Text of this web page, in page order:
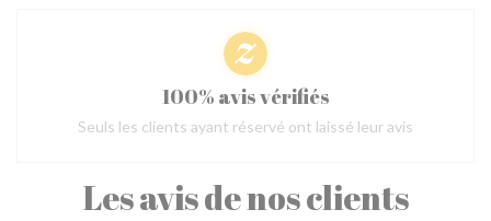
Les avis de nos clients
100% avis vérifiés
Seuls les clients ayant réservé ont laissé leur avis